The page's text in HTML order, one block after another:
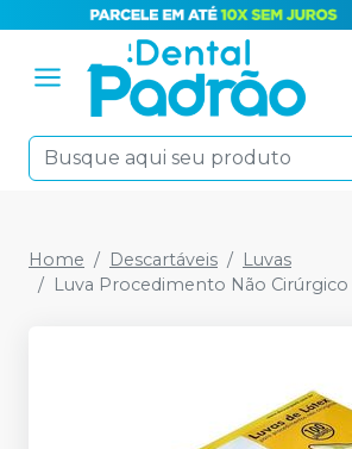
Home Descartáveis
Luvas
Luva Procedimento Não